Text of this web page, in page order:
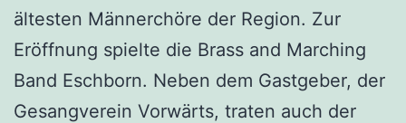
ältesten Männerchöre der Region. Zur
Eröffnung spielte die Brass and Marching
Band Eschborn. Neben dem Gastgeber, der
Gesangverein Vorwärts, traten auch der